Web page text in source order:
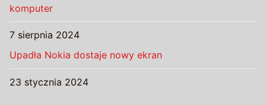
komputer
7 sierpnia 2024
Upadła Nokia dostaje nowy ekran
23 stycznia 2024